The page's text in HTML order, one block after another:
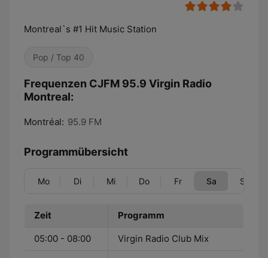
Montreal`s #1 Hit Music Station
Pop / Top 40
Frequenzen CJFM 95.9 Virgin Radio
Montreal:
Montréal: 95.9 FM
Programmübersicht
Mo Di Mi Do Fr Sa So
Zeit Programm
05:00 - 08:00 Virgin Radio Club Mix